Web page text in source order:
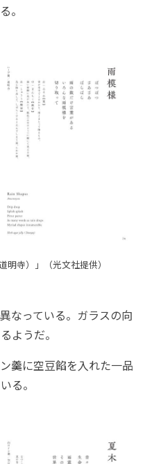
。
寺）」（光文社提供）
なっている。ガラスの向
ようだ。
羹に空豆餡を入れた一品
る。